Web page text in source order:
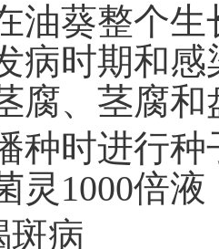
油葵整个生
病时期和
腐、茎腐
种时进行
灵1000倍
病